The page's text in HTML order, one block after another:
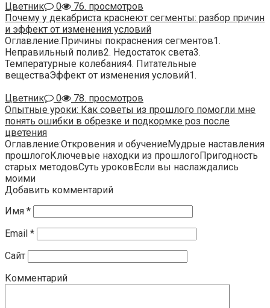
Цветник
0
76. просмотров
Почему у декабриста краснеют сегменты: разбор причин
и эффект от изменения условий
Оглавление:Причины покраснения сегментов1.
Неправильный полив2. Недостаток света3.
Температурные колебания4. Питательные
веществаЭффект от изменения условий1.
Цветник
0
78. просмотров
Опытные уроки: Как советы из прошлого помогли мне
понять ошибки в обрезке и подкормке роз после
цветения
Оглавление:Откровения и обучениеМудрые наставления
прошлогоКлючевые находки из прошлогоПригодность
старых методовСуть уроковЕсли вы наслаждались
моими
Добавить комментарий
Имя *
Email *
Сайт
Комментарий